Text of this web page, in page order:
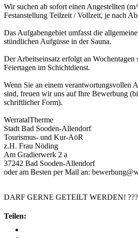
Wir suchen ab sofort einen Angestellten
Festanstellung Teilzeit / Vollzeit, je nach
Das Aufgabengebiet umfasst die
stündlichen Aufgüsse in der Sauna.
Der Arbeitseinsatz erfolgt an Wochentagen
Feiertagen im Schichtdienst.
Wenn Sie an einem verantwortungsvollen
sind, freuen wir uns auf Ihre Bewerbung
schriftlicher Form).
WerratalTherme
Stadt Bad Sooden-Allendorf
Tourismus- und Kur-AöR
z.H. Frau Nöding
Am Gradierwerk 2 a
37242 Bad Sooden-Allendorf
oder am Besten per Mail an:
DARF GERNE GETEILT WERDEN!
Teilen: